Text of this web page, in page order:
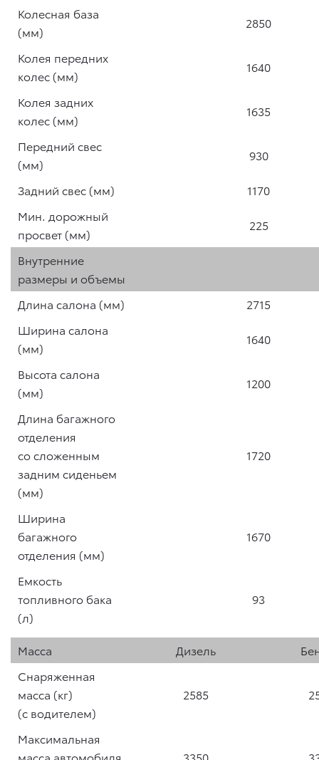
Колесная база
(мм)
2850
Колея передних
колес (мм)
1640
Колея задних
колес (мм)
1635
Передний свес
(мм)
930
Задний свес (мм)
1170
Мин. дорожный
просвет (мм)
225
Внутренние
размеры и объемы
Длина салона (мм)
2715
Ширина салона
(мм)
1640
Высота салона
(мм)
1200
Длина багажного
отделения
со сложенным
задним сиденьем
(мм)
1720
Ширина
багажного
отделения (мм)
1670
Емкость
топливного бака
(л)
93
Масса Дизель
Снаряженная
масса (кг)
(с водителем)
2585
Максимальная
масса автомобиля
3350